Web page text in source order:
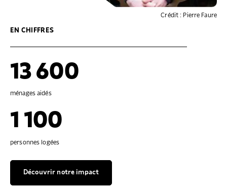
Crédit : Pierre Faure
EN CHIFFRES
13 600
ménages aidés
1 100
personnes logées
Découvrir notre impact